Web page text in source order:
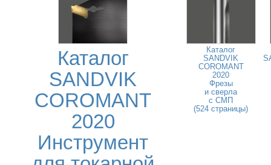
Каталог
SANDVIK
COROMANT
2020
Инструмент
Каталог
SANDVIK
COROMANT
2020
Фрезы
и сверла
с СМП
(524 страницы)